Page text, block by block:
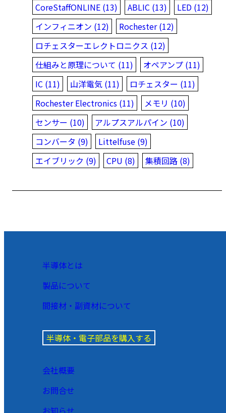
CoreStaffONLINE (13)
ABLIC (13)
LED (12)
インフィニオン (12)
Rochester (12)
ロチェスターエレクトロニクス (12)
仕組みと原理について (11)
オペアンプ (11)
IC (11)
山洋電気 (11)
ロチェスター (11)
Rochester Electronics (11)
メモリ (10)
センサー (10)
アルプスアルパイン (10)
コンバータ (9)
Littelfuse (9)
エイブリック (9)
CPU (8) 集積回路 (8)
半導体とは
製品について
間接材・副資材について
半導体・電子部品を購入する
会社概要
お問合せ
お知らせ